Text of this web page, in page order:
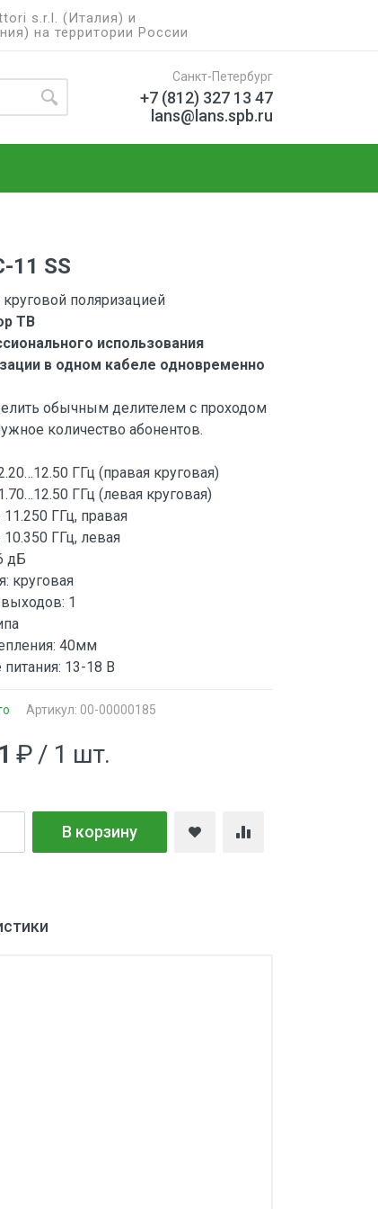
s.r.l. (Италия) и
на территории России
Санкт-Петербург
+7 (812) 327 13 47
lans@lans.spb.ru
11 SS
поляризацией
ТВ
использования
в одном кабеле одновременно
обычным делителем с проходом
количество абонентов.
ГГц (правая круговая)
ГГц (левая круговая)
11.250 ГГц, правая
10.350 ГГц, левая
дБ
круговая
1
40мм
13-18 В
Артикул: 00-00000185
₽ / 1 шт.
В корзину